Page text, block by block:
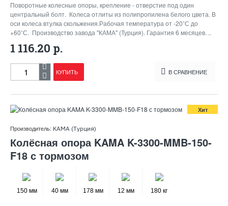
Поворотные колесные опоры, крепление - отверстие под один
центральный болт. Колеса отлиты из полипропилена белого цвета. В
оси колеса втулка скольжения.Рабочая температура от -20˚С до
+60˚С. Производство завода "КАМА" (Турция). Гарантия 6 месяцев. ..
1 116.20 р.
КУПИТЬ В СРАВНЕНИЕ
Хит
Производитель: KAMA (Турция)
Колёсная опора KAMA K-3300-MMB-150-
F18 с тормозом
150 мм 40 мм 178 мм 12 мм 180 кг